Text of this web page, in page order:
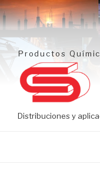
Ir
al
contenido
Productos
Distribuciones y